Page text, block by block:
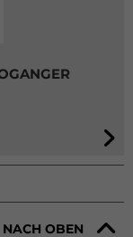
NACH OBEN